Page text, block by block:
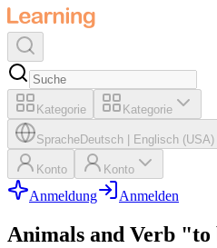
Kategorie Kategorie
SpracheDeutsch Englisch (USA)
Konto Konto
Anmeldung Anmelden
Animals and Verb "to